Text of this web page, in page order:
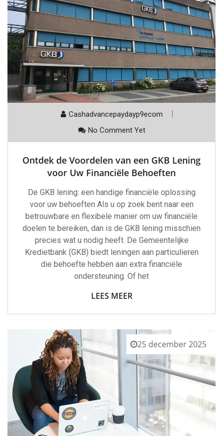
Cashadvancepaydayp9ecom
No Comment Yet
Ontdek de Voordelen van een GKB Lening
voor Uw Financiële Behoeften
De GKB lening: een handige financiële oplossing
voor uw behoeften Als u op zoek bent naar een
betrouwbare en flexibele manier om uw financiële
doelen te bereiken, dan is de GKB lening misschien
precies wat u nodig heeft. De Gemeentelijke
Kredietbank (GKB) biedt leningen aan particulieren
die behoefte hebben aan extra financiële
ondersteuning. Of het
LEES MEER
25 december 2025